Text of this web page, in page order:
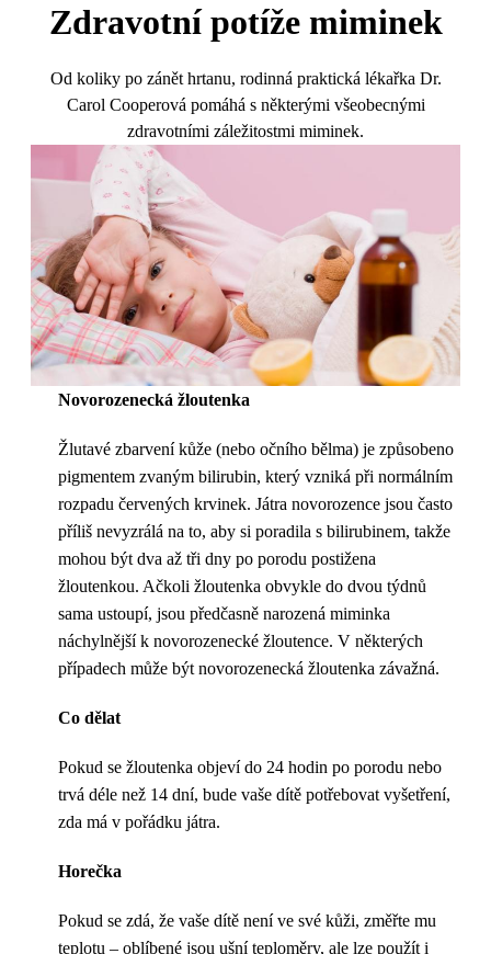
Zdravotní potíže miminek
Od koliky po zánět hrtanu, rodinná praktická lékařka Dr.
Carol Cooperová pomáhá s některými všeobecnými
zdravotními záležitostmi miminek.
Novorozenecká žloutenka
Žlutavé zbarvení kůže (nebo očního bělma) je způsobeno
pigmentem zvaným bilirubin, který vzniká při normálním
rozpadu červených krvinek. Játra novorozence jsou často
příliš nevyzrálá na to, aby si poradila s bilirubinem, takže
mohou být dva až tři dny po porodu postižena
žloutenkou. Ačkoli žloutenka obvykle do dvou týdnů
sama ustoupí, jsou předčasně narozená miminka
náchylnější k novorozenecké žloutence. V některých
případech může být novorozenecká žloutenka závažná.
Co dělat
Pokud se žloutenka objeví do 24 hodin po porodu nebo
trvá déle než 14 dní, bude vaše dítě potřebovat vyšetření,
zda má v pořádku játra.
Horečka
Pokud se zdá, že vaše dítě není ve své kůži, změřte mu
teplotu – oblíbené jsou ušní teploměry, ale lze použít i